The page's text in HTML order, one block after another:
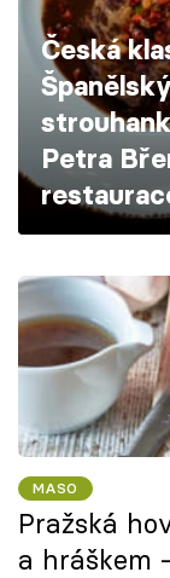
Škola vaření
Recepty z
Speciál:
Těhotnej
Přihlášení
Sledujte nás
Česká
Petra
MASO
Pražská
a hráškem